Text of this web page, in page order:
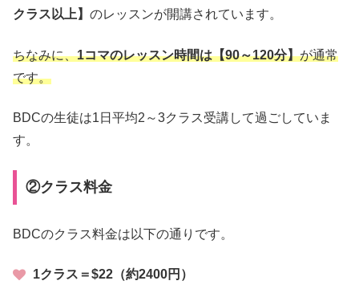
クラス以上】 のレッスンが開講されています。
ちなみに、1コマのレッスン時間は【90～120分】が通常
です。
BDCの生徒は1日平均2～3クラス受講して過ごしていま
す。
②クラス料金
BDCのクラス料金は以下の通りです。
1クラス＝$22（約2400円）